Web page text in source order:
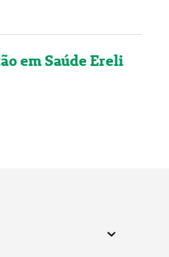
em Saúde Ereli